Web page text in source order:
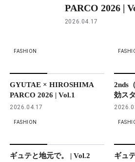
PARCO 2026 |
2026.04.17
FASHION
GYUTAE × HIROSHIMA
PARCO 2026 | Vol.1
2026.04.17
2nds
効ス
FASHION
ギュテと地元で。 | Vol.2 ギュ